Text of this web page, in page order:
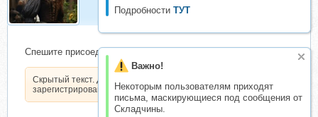
Подробности ТУТ
Важно!
Некоторым пользователям приходят
письма, маскирующиеся под сообщения от
Складчины.
Спешите присоединиться ,пока действует акция
Скрытый текст. Доступен только
зарегистрированным пользователям.